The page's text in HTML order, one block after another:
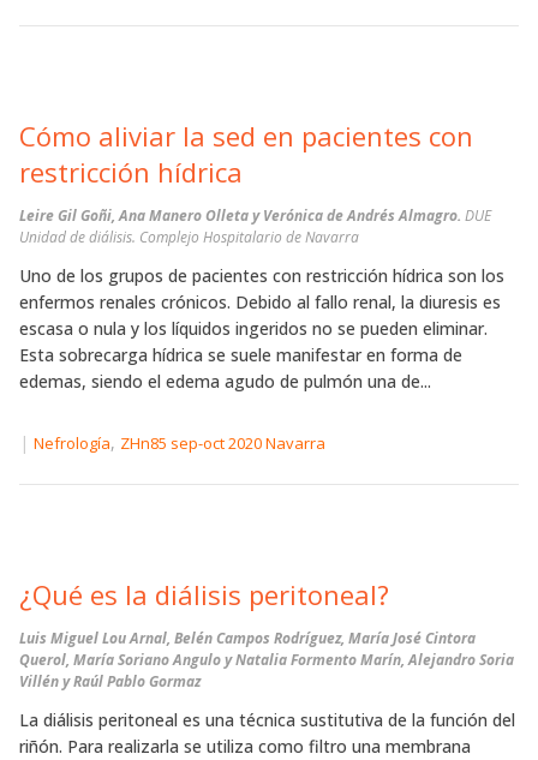
Cómo aliviar la sed en pacientes con
restricción hídrica
Leire Gil Goñi, Ana Manero Olleta y Verónica de Andrés Almagro.
Unidad de diálisis. Complejo Hospitalario de Navarra
Uno de los grupos de pacientes con restricción hídrica son los
enfermos renales crónicos. Debido al fallo renal, la diuresis es
escasa o nula y los líquidos ingeridos no se pueden eliminar.
Esta sobrecarga hídrica se suele manifestar en forma de
edemas, siendo el edema agudo de pulmón una de...
| Nefrología, ZHn85 sep-oct 2020 Navarra
¿Qué es la diálisis peritoneal?
Luis Miguel Lou Arnal, Belén Campos Rodríguez, María José Cintora
Querol, María Soriano Angulo y Natalia Formento Marín, Alejandro Soria
Villén y Raúl Pablo Gormaz
La diálisis peritoneal es una técnica sustitutiva de la función del
riñón. Para realizarla se utiliza como filtro una membrana